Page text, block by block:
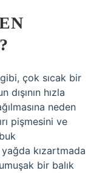
çok sıcak bir
hızla
neden
pişmesini ve
kızartmada
bir balık